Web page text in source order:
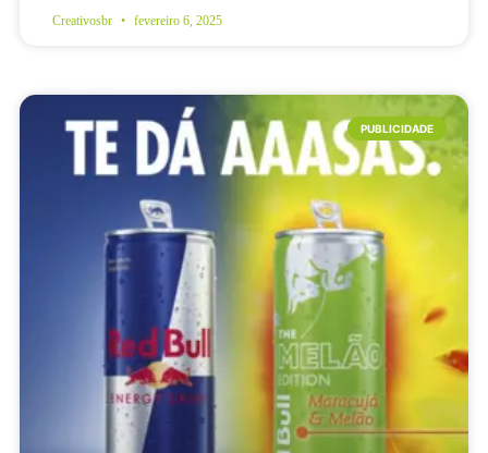
Creativosbr fevereiro 6, 2025
PUBLICIDADE